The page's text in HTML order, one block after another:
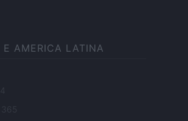
E AMERICA LATINA
365